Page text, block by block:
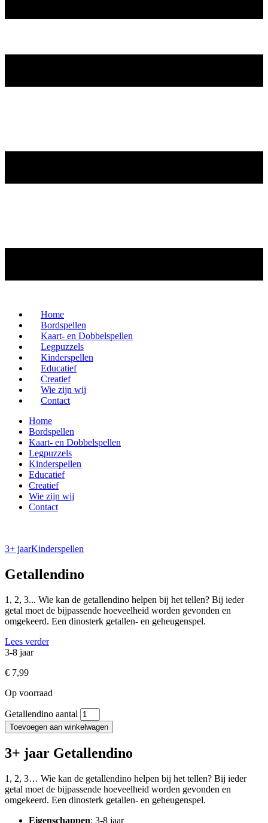
Home
Bordspellen
Kaart- en Dobbelspellen
Legpuzzels
Kinderspellen
Educatief
Creatief
Wie zijn wij
Contact
Home
Bordspellen
Kaart- en Dobbelspellen
Legpuzzels
Kinderspellen
Educatief
Creatief
Wie zijn wij
Contact
3+ jaarKinderspellen
Getallendino
1, 2, 3... Wie kan de getallendino helpen bij het tellen? Bij ieder
getal moet de bijpassende hoeveelheid worden gevonden en
omgekeerd. Een dinosterk getallen- en geheugenspel.
Lees verder
3-8 jaar
€ 7,99
Op voorraad
Getallendino aantal
Toevoegen aan winkelwagen
3+ jaar Getallendino
1, 2, 3… Wie kan de getallendino helpen bij het tellen? Bij ieder
getal moet de bijpassende hoeveelheid worden gevonden en
omgekeerd. Een dinosterk getallen- en geheugenspel.
Eigenschappen: 3-8 jaar